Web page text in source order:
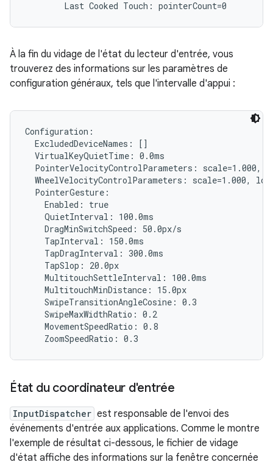
À la fin du vidage de l'état du lecteur d'entrée, vous
trouverez des informations sur les paramètres de
configuration généraux, tels que l'intervalle d'appui :
Configuration:
  ExcludedDeviceNames: []
  VirtualKeyQuietTime: 0.0ms
PointerVelocityControlParameters: scale=1.000,
WheelVelocityControlParameters: scale=1.000,
  PointerGesture:
    Enabled: true
    QuietInterval: 100.0ms
    DragMinSwitchSpeed: 50.0px/s
    TapInterval: 150.0ms
    TapDragInterval: 300.0ms
    TapSlop: 20.0px
    MultitouchSettleInterval: 100.0ms
    MultitouchMinDistance: 15.0px
    SwipeTransitionAngleCosine: 0.3
    SwipeMaxWidthRatio: 0.2
    MovementSpeedRatio: 0.8
État du coordinateur d'entrée
InputDispatcher est responsable de l'envoi des
événements d'entrée aux applications. Comme le montre
l'exemple de résultat ci-dessous, le fichier de vidage
d'état affiche des informations sur la fenêtre concernée